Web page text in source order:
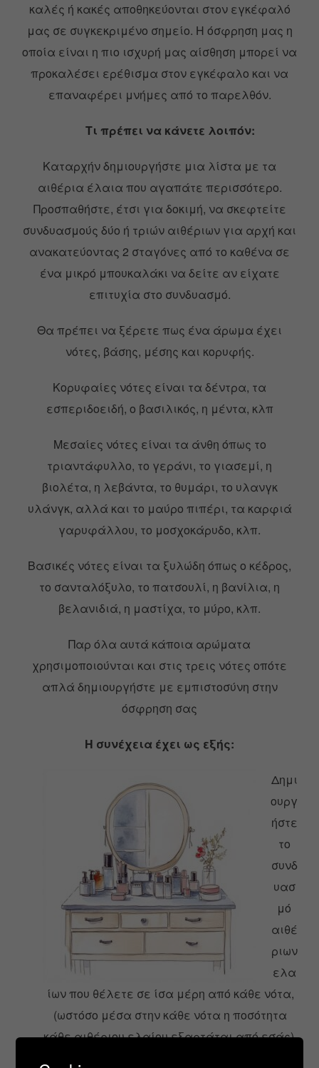
καλές ή κακές αποθηκεύονται στον εγκέφαλό
μας σε συγκεκριμένο σημείο. Η όσφρηση μας η
οποία είναι η πιο ισχυρή μας αίσθηση μπορεί να
προκαλέσει ερέθισμα στον εγκέφαλο και να
επαναφέρει μνήμες από το παρελθόν.
Τι πρέπει να κάνετε λοιπόν:
Καταρχήν δημιουργήστε μια λίστα με τα
αιθέρια έλαια που αγαπάτε περισσότερο.
Προσπαθήστε, έτσι για δοκιμή, να σκεφτείτε
συνδυασμούς δύο ή τριών αιθέριων για αρχή και
ανακατεύοντας 2 σταγόνες από το καθένα σε
ένα μικρό μπουκαλάκι να δείτε αν είχατε
επιτυχία στο συνδυασμό.
Θα πρέπει να ξέρετε πως ένα άρωμα έχει
νότες, βάσης, μέσης και κορυφής.
Κορυφαίες νότες είναι τα δέντρα, τα
εσπεριδοειδή, ο βασιλικός, η μέντα, κλπ
Μεσαίες νότες είναι τα άνθη όπως το
τριαντάφυλλο, το γεράνι, το γιασεμί, η
βιολέτα, η λεβάντα, το θυμάρι, το υλανγκ
υλάνγκ, αλλά και το μαύρο πιπέρι, τα καρφιά
γαρυφάλλου, το μοσχοκάρυδο, κλπ.
Βασικές νότες είναι τα ξυλώδη όπως ο κέδρος,
το σανταλόξυλο, το πατσουλί, η βανίλια, η
βελανιδιά, η μαστίχα, το μύρο, κλπ.
Παρ όλα αυτά κάποια αρώματα
χρησιμοποιούνται και στις τρεις νότες οπότε
απλά δημιουργήστε με εμπιστοσύνη στην
όσφρηση σας
Η συνέχεια έχει ως εξής:
Δημι
ουργ
ήστε
το
συνδ
υασ
μό
αιθέ
ριων
ελα
ίων που θέλετε σε ίσα μέρη από κάθε νότα,
(ωστόσο μέσα στην κάθε νότα η ποσότητα
κάθε αιθέριου ελαίου εξαρτάται από εσάς).